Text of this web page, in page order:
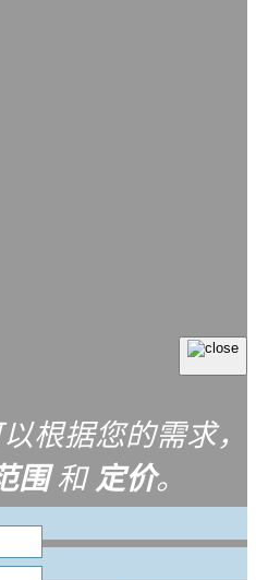
根据您的需求，
围和定价。